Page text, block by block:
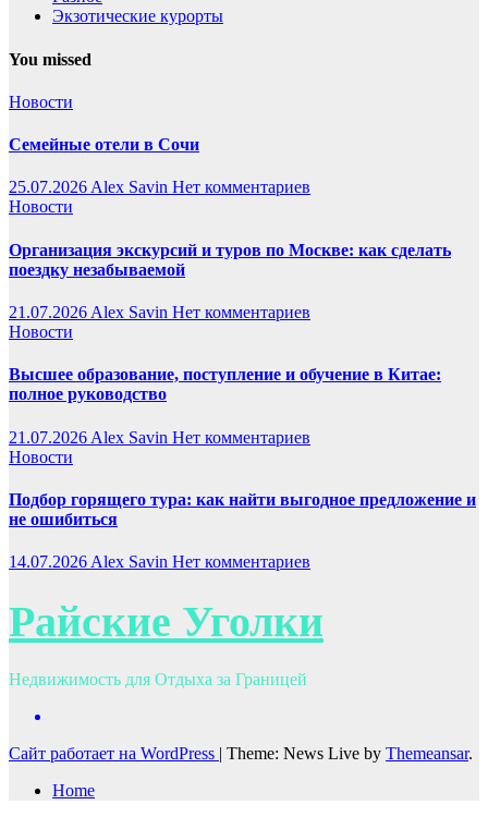
Экзотические курорты
You missed
Новости
Семейные отели в Сочи
25.07.2026Alex Savin Нет комментариев
Новости
Организация экскурсий и туров по Москве: как сделать
поездку незабываемой
21.07.2026 Alex Savin Нет комментариев
Новости
Высшее образование, поступление и обучение в Китае:
полное руководство
21.07.2026 Alex Savin Нет комментариев
Новости
Подбор горящего тура: как найти выгодное предложение и
не ошибиться
14.07.2026 Alex Savin Нет комментариев
Райские Уголки
Недвижимость для Отдыха за Границей
Сайт работает на WordPress | Theme: News Live by Themeansar.
Home